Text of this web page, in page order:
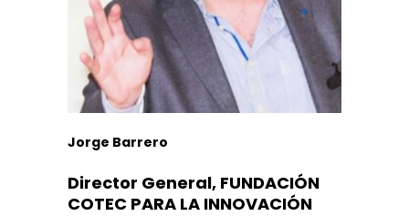
Jorge Barrero
Director General, FUNDACIÓN
COTEC PARA LA INNOVACIÓN